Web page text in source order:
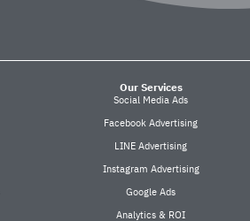
Our Services
Social Media Ads
Facebook Advertising
LINE Advertising
Instagram Advertising
Google Ads
Analytics & ROI